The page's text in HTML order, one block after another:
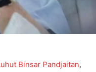
Binsar Pandjaitan,